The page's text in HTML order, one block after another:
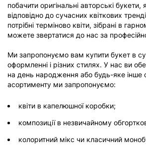
побачити оригінальні авторські букети,
відповідно до сучасних квіткових
потрібні терміново квіти, зібрані в
можете звертатися до нас за
Ми запропонуємо вам купити букет в
оформленні і різних стилях. У нас ви
на день народження або будь-яке інше
асортименту ми запропонуємо:
квіти в капелюшної коробки;
композиції в незвичайному
колоритний мікс чи класичний